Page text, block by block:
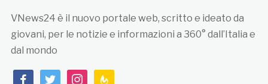
VNews24 è il nuovo portale web, scritto e ideato da
giovani, per le notizie e informazioni a 360° dall’Italia e
dal mondo
facebooktwitterinstagramfeedburner